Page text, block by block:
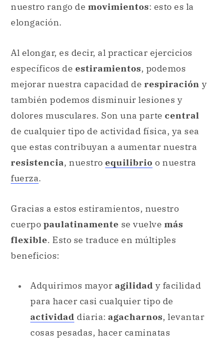
nuestro rango de movimientos: esto es la
elongación.
Al elongar, es decir, al practicar ejercicios
específicos de estiramientos, podemos
mejorar nuestra capacidad de respiración y
también podemos disminuir lesiones y
dolores musculares. Son una parte central
de cualquier tipo de actividad física, ya sea
que estas contribuyan a aumentar nuestra
resistencia, nuestro equilibrio o nuestra
fuerza.
Gracias a estos estiramientos, nuestro
cuerpo paulatinamente se vuelve más
flexible. Esto se traduce en múltiples
beneficios:
Adquirimos mayor agilidad y facilidad
para hacer casi cualquier tipo de
actividad diaria: agacharnos, levantar
cosas pesadas, hacer caminatas